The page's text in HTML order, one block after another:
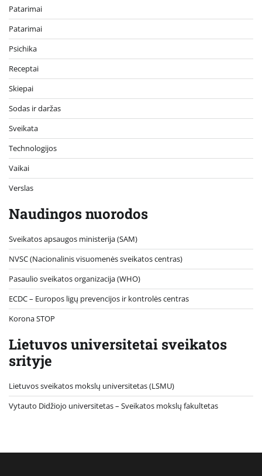
Patarimai
Patarimai
Psichika
Receptai
Skiepai
Sodas ir daržas
Sveikata
Technologijos
Vaikai
Verslas
Naudingos nuorodos
Sveikatos apsaugos ministerija (SAM)
NVSC (Nacionalinis visuomenės sveikatos centras)
Pasaulio sveikatos organizacija (WHO)
ECDC – Europos ligų prevencijos ir kontrolės centras
Korona STOP
Lietuvos universitetai sveikatos
srityje
Lietuvos sveikatos mokslų universitetas (LSMU)
Vytauto Didžiojo universitetas– Sveikatos mokslų fakultetas